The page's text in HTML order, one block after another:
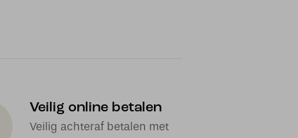
Veilig online betalen
Veilig achteraf betalen met